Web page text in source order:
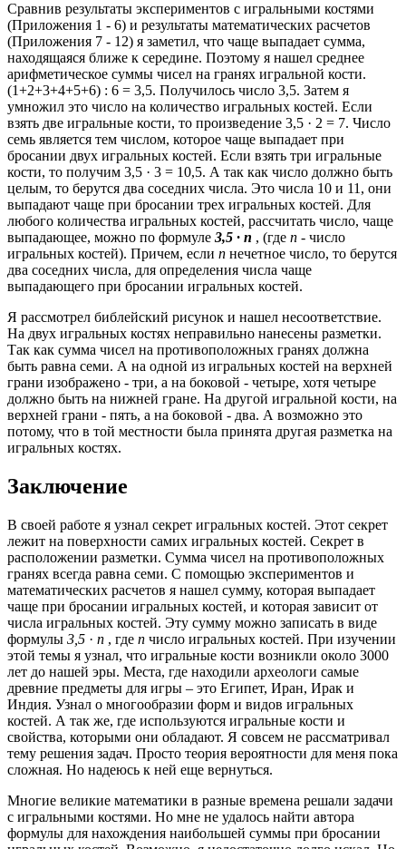
Сравнив результаты экспериментов с игральными костями
(Приложения 1 - 6) и результаты математических расчетов
(Приложения 7 - 12) я заметил, что чаще выпадает сумма,
находящаяся ближе к середине. Поэтому я нашел среднее
арифметическое суммы чисел на гранях игральной кости.
(1+2+3+4+5+6) : 6 = 3,5. Получилось число 3,5. Затем я
умножил это число на количество игральных костей. Если
взять две игральные кости, то произведение 3,5 · 2 = 7. Число
семь является тем числом, которое чаще выпадает при
бросании двух игральных костей. Если взять три игральные
кости, то получим 3,5 · 3 = 10,5. А так как число должно быть
целым, то берутся два соседних числа. Это числа 10 и 11, они
выпадают чаще при бросании трех игральных костей. Для
любого количества игральных костей, рассчитать число, чаще
выпадающее, можно по формуле 3,5 · n , (где n - число
игральных костей). Причем, если n нечетное число, то берутся
два соседних числа, для определения числа чаще
выпадающего при бросании игральных костей.
Я рассмотрел библейский рисунок и нашел несоответствие.
На двух игральных костях неправильно нанесены разметки.
Так как сумма чисел на противоположных гранях должна
быть равна семи. А на одной из игральных костей на верхней
грани изображено - три, а на боковой - четыре, хотя четыре
должно быть на нижней гране. На другой игральной кости, на
верхней грани - пять, а на боковой - два. А возможно это
потому, что в той местности была принята другая разметка на
игральных костях.
Заключение
В своей работе я узнал секрет игральных костей. Этот секрет
лежит на поверхности самих игральных костей. Секрет в
расположении разметки. Сумма чисел на противоположных
гранях всегда равна семи. С помощью экспериментов и
математических расчетов я нашел сумму, которая выпадает
чаще при бросании игральных костей, и которая зависит от
числа игральных костей. Эту сумму можно записать в виде
формулы 3,5 · n , где n число игральных костей. При изучении
этой темы я узнал, что игральные кости возникли около 3000
лет до нашей эры. Места, где находили археологи самые
древние предметы для игры – это Египет, Иран, Ирак и
Индия. Узнал о многообразии форм и видов игральных
костей. А так же, где используются игральные кости и
свойства, которыми они обладают. Я совсем не рассматривал
тему решения задач. Просто теория вероятности для меня пока
сложная. Но надеюсь к ней еще вернуться.
Многие великие математики в разные времена решали задачи
с игральными костями. Но мне не удалось найти автора
формулы для нахождения наибольшей суммы при бросании